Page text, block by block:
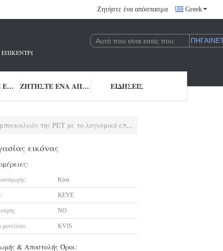
Ζητήστε ένα απόσπασμα Greek
ΠΟΥ ΕΠΙΚΕΝΤΡΏΝΕΤΑΙ ΣΤΗΝ ΈΡΕΥΝΑ ΚΑΙ ΑΝΆΠΤΥΞΗ ΚΑΙ ΤΗΝ
ΜΑΣ ΕΛΆΤΕ ΣΕ ΕΠΑΦΉ ΜΕ ΖΗΤΉΣΤΕ ΈΝΑ ΑΠΌΣΠΑΣΜΑ ΕΙΔΉΣΕΙΣ
PET με το λογισμικό επεξεργασίας εικόνας
εικόνας
Κίνα
KEYE
NO
μοντέλου: KVIS
& Αποστολής Όροι: